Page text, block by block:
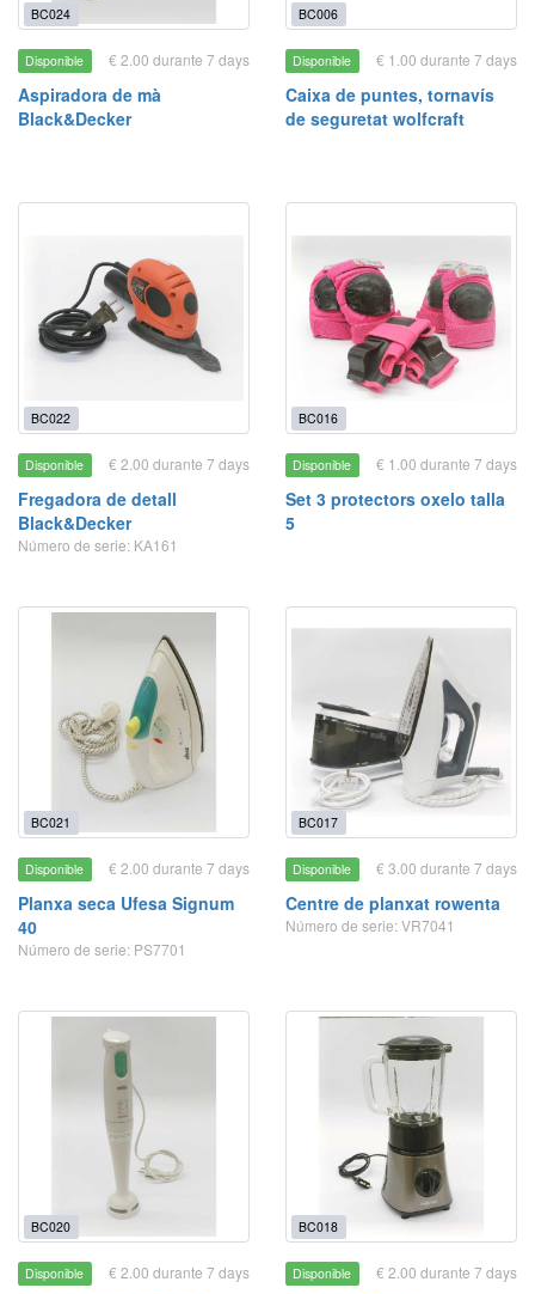
BC024
Disponible € 2.00 durante 7 days
Aspiradora de mà
Black&Decker
BC006
Disponible € 1.00 durante 7 days
Caixa de puntes, tornavís
de seguretat wolfcraft
BC022
Disponible € 2.00 durante 7 days
Fregadora de detall
Black&Decker
Número de serie: KA161
BC016
Disponible € 1.00 durante 7 days
Set 3 protectors oxelo talla
5
BC021
Disponible € 2.00 durante 7 days
Planxa seca Ufesa Signum
40
Número de serie: PS7701
BC017
Disponible € 3.00 durante 7 days
Centre de planxat rowenta
Número de serie: VR7041
BC020
Disponible € 2.00 durante 7 days
BC018
Disponible € 2.00 durante 7 days